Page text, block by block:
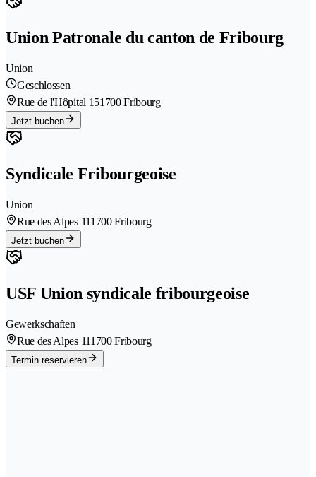
Union Patronale du canton de Fribourg
Union
Geschlossen
Rue de l'Hôpital 151700 Fribourg
Jetzt buchen
Syndicale Fribourgeoise
Union
Rue des Alpes 111700 Fribourg
Jetzt buchen
USF Union syndicale fribourgeoise
Gewerkschaften
Rue des Alpes 111700 Fribourg
Termin reservieren